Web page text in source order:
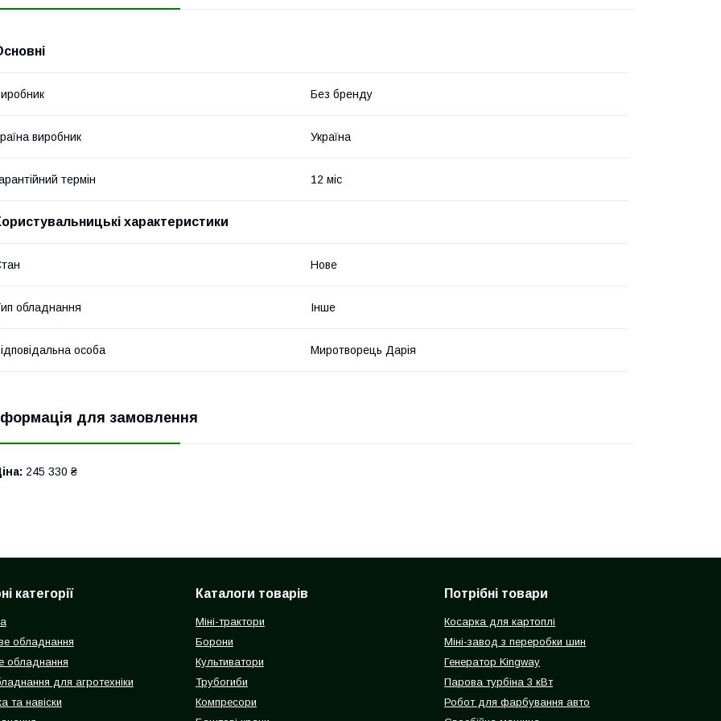
Без бренду
виробник Україна
термін 12 міс
характеристики
Нове
обладнання Інше
особа Миротворець Дарія
для замовлення
245 330 ₴
категорії
обладнання
обладнання
для агротехніки
та навіски
Каталоги товарів
Міні-трактори
Борони
Культиватори
Трубогиби
Компресори
Потрібні товари
Косарка для картоплі
Міні-завод з переробки шин
Генератор Kingway
Парова турбіна 3 кВт
Робот для фарбування авто